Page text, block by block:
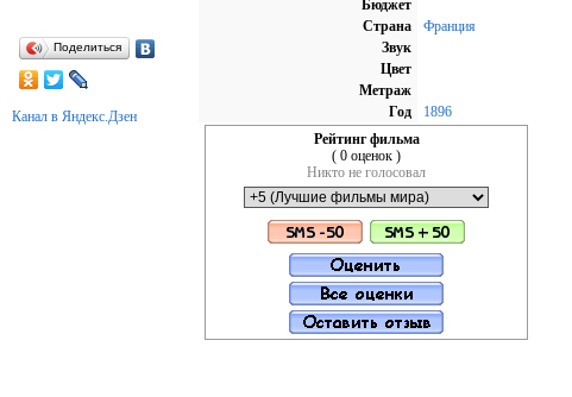
Поделиться
Канал в Яндекс.Дзен
Бюджет
Страна
Франция
Звук
Цвет
Метраж
Год
1896
Рейтинг фильма
( 0 оценок )
Никто не голосовал